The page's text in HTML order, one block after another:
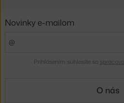
Novinky e-mailom
Prihlásením súhlasíte so
O nás